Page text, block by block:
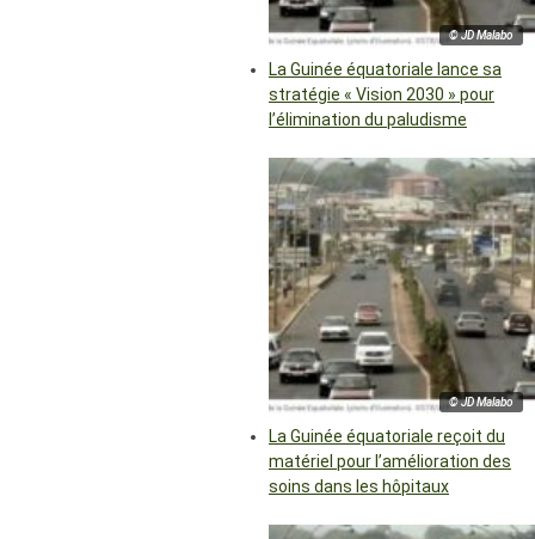
© JD Malabo
La Guinée équatoriale lance sa
stratégie « Vision 2030 » pour
l’élimination du paludisme
© JD Malabo
La Guinée équatoriale reçoit du
matériel pour l’amélioration des
soins dans les hôpitaux